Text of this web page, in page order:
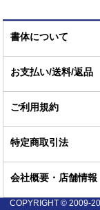
書体について
お支払い/送料/返品
ご利用規約
特定商取引法
会社概要・店舗情報
COPYRIGHT © 2009-